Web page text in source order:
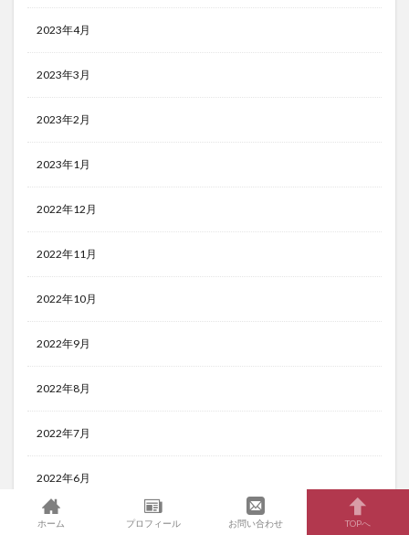
2023年4月
2023年3月
2023年2月
2023年1月
2022年12月
2022年11月
2022年10月
2022年9月
2022年8月
2022年7月
2022年6月
2022年5月
ホーム プロフィール お問い合わせ TOPへ